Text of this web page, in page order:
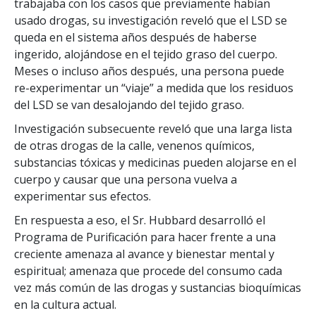
trabajaba con los casos que previamente habían
usado drogas, su investigación reveló que el LSD se
queda en el sistema años después de haberse
ingerido, alojándose en el tejido graso del cuerpo.
Meses o incluso años después, una persona puede
re-experimentar un “viaje” a medida que los residuos
del LSD se van desalojando del tejido graso.
Investigación subsecuente reveló que una larga lista
de otras drogas de la calle, venenos químicos,
substancias tóxicas y medicinas pueden alojarse en el
cuerpo y causar que una persona vuelva a
experimentar sus efectos.
En respuesta a eso, el Sr. Hubbard desarrolló el
Programa de Purificación para hacer frente a una
creciente amenaza al avance y bienestar mental y
espiritual; amenaza que procede del consumo cada
vez más común de las drogas y sustancias bioquímicas
en la cultura actual.